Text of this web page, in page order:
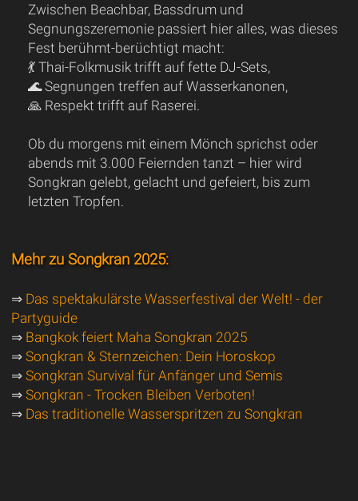
Zwischen Beachbar, Bassdrum und
Segnungszeremonie passiert hier alles, was dieses
Fest berühmt-berüchtigt macht:
💃 Thai-Folkmusik trifft auf fette DJ-Sets,
🌊 Segnungen treffen auf Wasserkanonen,
🙏 Respekt trifft auf Raserei.
Ob du morgens mit einem Mönch sprichst oder
abends mit 3.000 Feiernden tanzt – hier wird
Songkran gelebt, gelacht und gefeiert, bis zum
letzten Tropfen.
Mehr zu Songkran 2025:
⇒ Das spektakulärste Wasserfestival der Welt! - der
Partyguide
⇒ Bangkok feiert Maha Songkran 2025
⇒ Songkran & Sternzeichen: Dein Horoskop
⇒ Songkran Survival für Anfänger und Semis
⇒ Songkran - Trocken Bleiben Verboten!
⇒ Das traditionelle Wasserspritzen zu Songkran